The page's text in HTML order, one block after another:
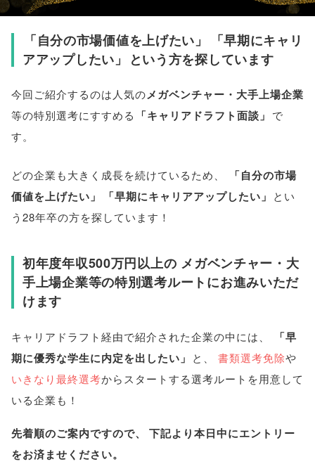
「自分の市場価値を上げたい 」 「早期にキャリ
アアップしたい 」 という方を探しています
今回ご紹介するのは人気のメガベンチャー・大手上場企業
等の特別選考にすすめる 「キャリアドラフト面談」 で
す。
どの企業も大きく成長を続けているため 「自分の市場
価値を上げたい 」 「早期にキャリアアップしたい 」 とい
う28年卒の方を探しています！
初年度年収500万円以上の メガベンチャー・大
手上場企業等の特別選考ルートにお進みいただ
けます
キャリアドラフト経由で紹介された企業の中には 「早
期に優秀な学生に内定を出したい 」 と 書類選考免除や
いきなり最終選考からスタートする選考ルートを用意して
いる企業も！
先着順のご案内ですので、
下記より本日中にエントリー
をお済ませください。